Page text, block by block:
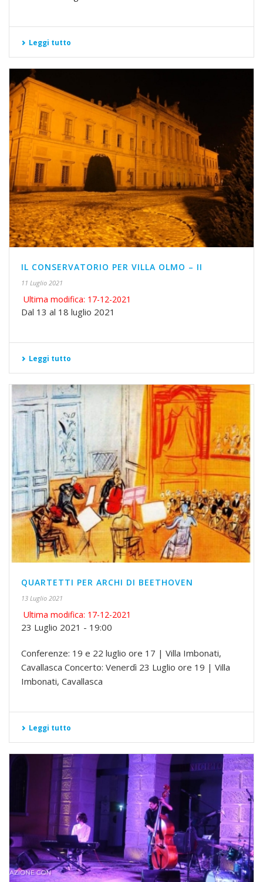
Leggi tutto
IL CONSERVATORIO PER VILLA OLMO – II
11 Luglio 2021
Ultima modifica: 17-12-2021
Dal 13 al 18 luglio 2021
Leggi tutto
QUARTETTI PER ARCHI DI BEETHOVEN
13 Luglio 2021
Ultima modifica: 17-12-2021
23 Luglio 2021 - 19:00
Conferenze: 19 e 22 luglio ore 17 | Villa Imbonati,
Cavallasca Concerto: Venerdì 23 Luglio ore 19 | Villa
Imbonati, Cavallasca
Leggi tutto